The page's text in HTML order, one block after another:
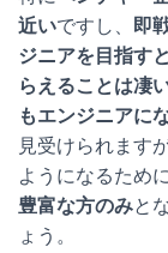
近いですし、 即
ジニアを目指す
らえることは凄
もエンジニアに
見受けられます
ようになるため
豊富な方のみと
ょう。